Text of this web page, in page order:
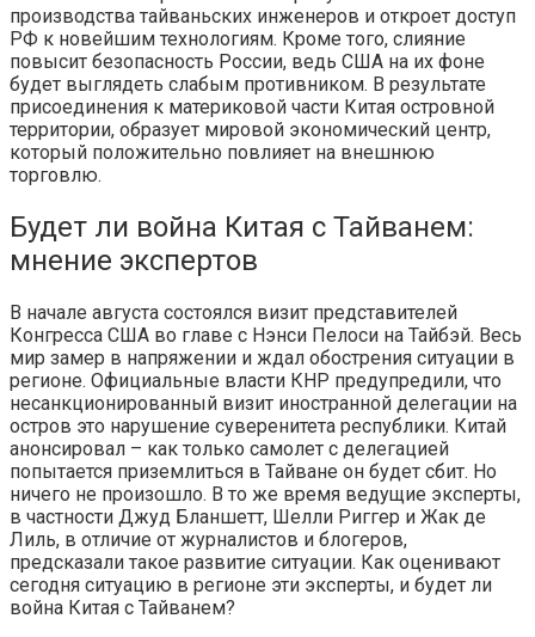
производства тайваньских инженеров и откроет доступ
РФ к новейшим технологиям. Кроме того, слияние
повысит безопасность России, ведь США на их фоне
будет выглядеть слабым противником. В результате
присоединения к материковой части Китая островной
территории, образует мировой экономический центр,
который положительно повлияет на внешнюю
торговлю.
Будет ли война Китая с Тайванем:
мнение экспертов
В начале августа состоялся визит представителей
Конгресса США во главе с Нэнси Пелоси на Тайбэй. Весь
мир замер в напряжении и ждал обострения ситуации в
регионе. Официальные власти КНР предупредили, что
несанкционированный визит иностранной делегации на
остров это нарушение суверенитета республики. Китай
анонсировал – как только самолет с делегацией
попытается приземлиться в Тайване он будет сбит. Но
ничего не произошло. В то же время ведущие эксперты,
в частности Джуд Бланшетт, Шелли Риггер и Жак де
Лиль, в отличие от журналистов и блогеров,
предсказали такое развитие ситуации. Как оценивают
сегодня ситуацию в регионе эти эксперты, и будет ли
война Китая с Тайванем?